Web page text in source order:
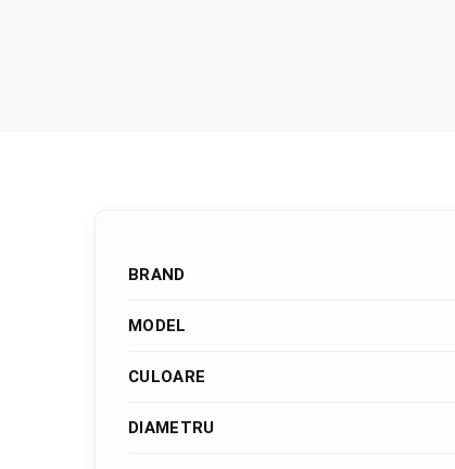
BRAND
MODEL
CULOARE
DIAMETRU